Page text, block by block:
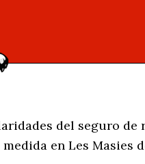
del seguro
en Les Masies